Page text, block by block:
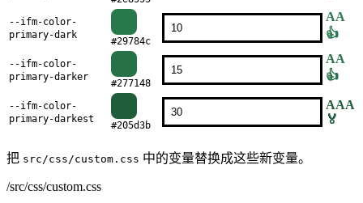
--ifm-color-
primary-dark
#29784c
AA
👍
--ifm-color-
primary-darker
#277148
AA
👍
--ifm-color-
primary-darkest
#205d3b
AAA
🏅
把 src/css/custom.css 中的变量替换成这些新变量。
/src/css/custom.css